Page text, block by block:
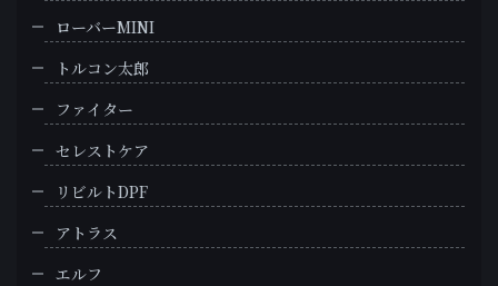
ローバーMINI
トルコン太郎
ファイター
セレストケア
リビルトDPF
アトラス
エルフ